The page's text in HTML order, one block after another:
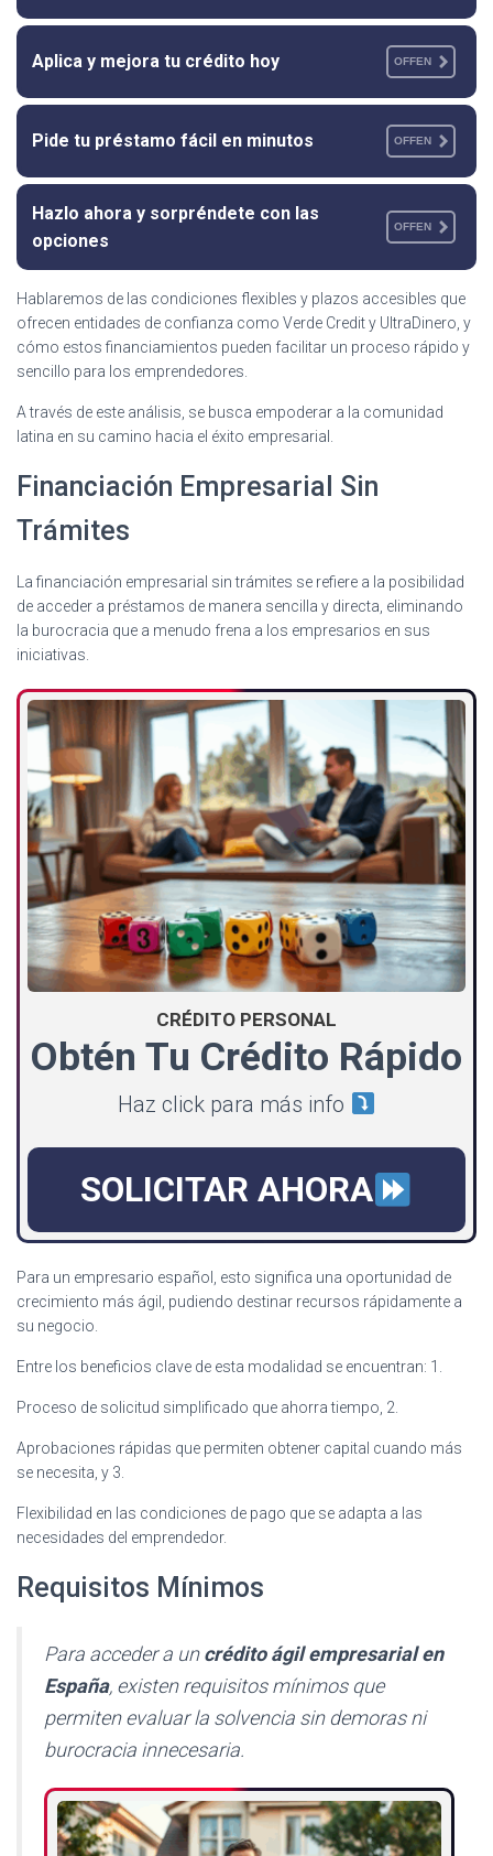
Aplica y mejora tu crédito hoy OFFEN
Pide tu préstamo fácil en minutos OFFEN
Hazlo ahora y sorpréndete con las
opciones
OFFEN
Hablaremos de las condiciones flexibles y plazos accesibles que
ofrecen entidades de confianza como Verde Credit y UltraDinero, y
cómo estos financiamientos pueden facilitar un proceso rápido y
sencillo para los emprendedores.
A través de este análisis, se busca empoderar a la comunidad
latina en su camino hacia el éxito empresarial.
Financiación Empresarial Sin
Trámites
La financiación empresarial sin trámites se refiere a la posibilidad
de acceder a préstamos de manera sencilla y directa, eliminando
la burocracia que a menudo frena a los empresarios en sus
iniciativas.
CRÉDITO PERSONAL
Obtén Tu Crédito Rápido
Haz click para más info
SOLICITAR AHORA
Para un empresario español, esto significa una oportunidad de
crecimiento más ágil, pudiendo destinar recursos rápidamente a
su negocio.
Entre los beneficios clave de esta modalidad se encuentran: 1.
Proceso de solicitud simplificado que ahorra tiempo, 2.
Aprobaciones rápidas que permiten obtener capital cuando más
se necesita, y 3.
Flexibilidad en las condiciones de pago que se adapta a las
necesidades del emprendedor.
Requisitos Mínimos
Para acceder a uncrédito ágil empresarial en
España, existen requisitos mínimos que
permiten evaluar la solvencia sin demoras ni
burocracia innecesaria.